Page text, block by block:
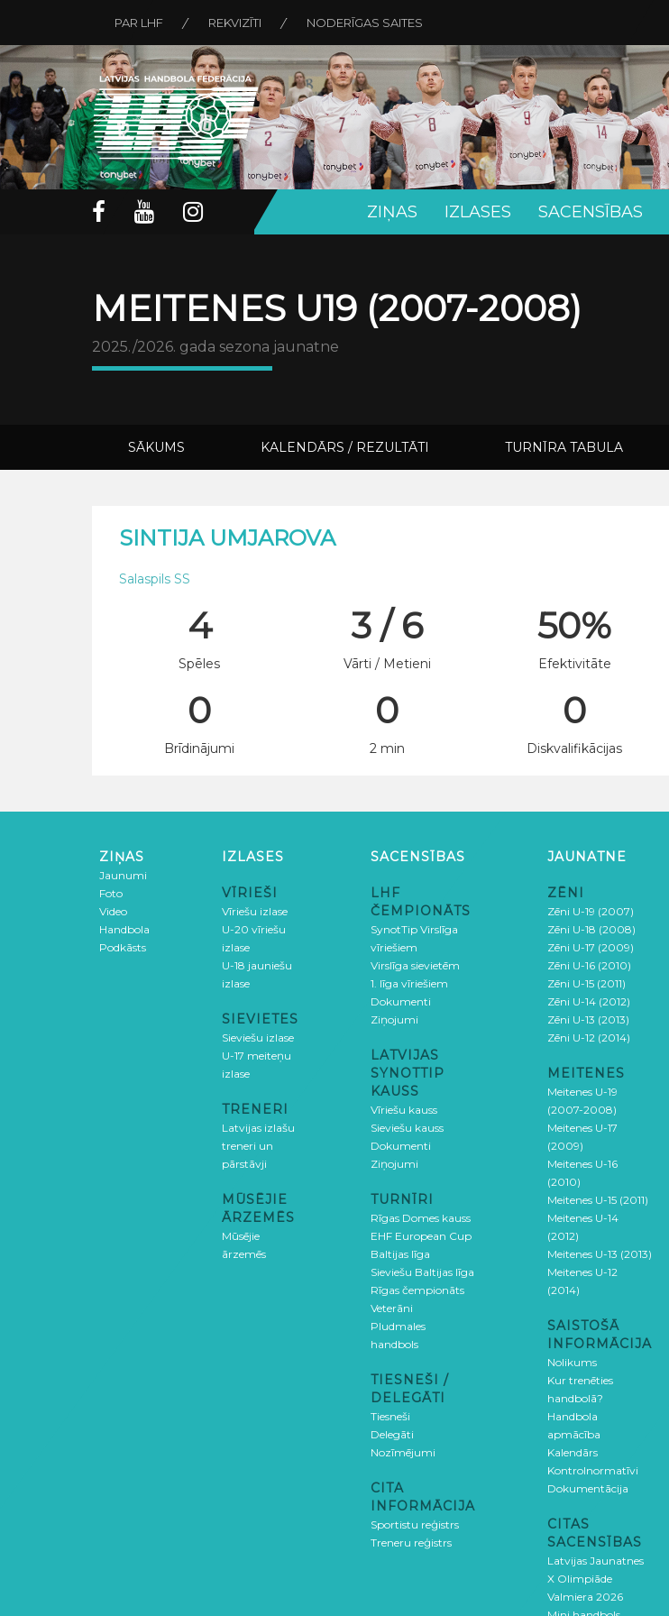
PAR LHF REKVIZĪTI NODERĪGAS SAITES
ZIŅAS IZLASES SACENSĪBAS
MEITENES U19 (2007-2008)
2025./2026. gada sezona jaunatne
SĀKUMS KALENDĀRS / REZULTĀTI TURNĪRA TABULA
SINTIJA UMJAROVA
Salaspils SS
4
Spēles
3 / 6
Vārti / Metieni
50%
Efektivitāte
0
Brīdinājumi
0
2 min
0
Diskvalifikācijas
ZIŅAS
Jaunumi
Foto
Video
Handbola
Podkāsts
IZLASES
VĪRIEŠI
Vīriešu izlase
U-20 vīriešu
izlase
U-18 jauniešu
izlase
SIEVIETES
Sieviešu izlase
U-17 meiteņu
izlase
TRENERI
Latvijas izlašu
treneri un
pārstāvji
MŪSĒJIE
ĀRZEMĒS
Mūsējie
ārzemēs
SACENSĪBAS
LHF
ČEMPIONĀTS
SynotTip Virslīga
vīriešiem
Virslīga sievietēm
1. līga vīriešiem
Dokumenti
Ziņojumi
LATVIJAS
SYNOTTIP
KAUSS
Vīriešu kauss
Sieviešu kauss
Dokumenti
Ziņojumi
TURNĪRI
Rīgas Domes kauss
EHF European Cup
Baltijas līga
Sieviešu Baltijas līga
Rīgas čempionāts
Veterāni
Pludmales
handbols
TIESNEŠI /
DELEGĀTI
Tiesneši
Delegāti
Nozīmējumi
CITA
INFORMĀCIJA
Sportistu reģistrs
Treneru reģistrs
JAUNATNE
ZĒNI
Zēni U-19 (2007)
Zēni U-18 (2008)
Zēni U-17 (2009)
Zēni U-16 (2010)
Zēni U-15 (2011)
Zēni U-14 (2012)
Zēni U-13 (2013)
Zēni U-12 (2014)
MEITENES
Meitenes U-19
(2007-2008)
Meitenes U-17
(2009)
Meitenes U-16
(2010)
Meitenes U-15 (2011)
Meitenes U-14
(2012)
Meitenes U-13 (2013)
Meitenes U-12
(2014)
SAISTOŠĀ
INFORMĀCIJA
Nolikums
Kur trenēties
handbolā?
Handbola
apmācība
Kalendārs
Kontrolnormatīvi
Dokumentācija
CITAS
SACENSĪBAS
Latvijas Jaunatnes
X Olimpiāde
Valmiera 2026